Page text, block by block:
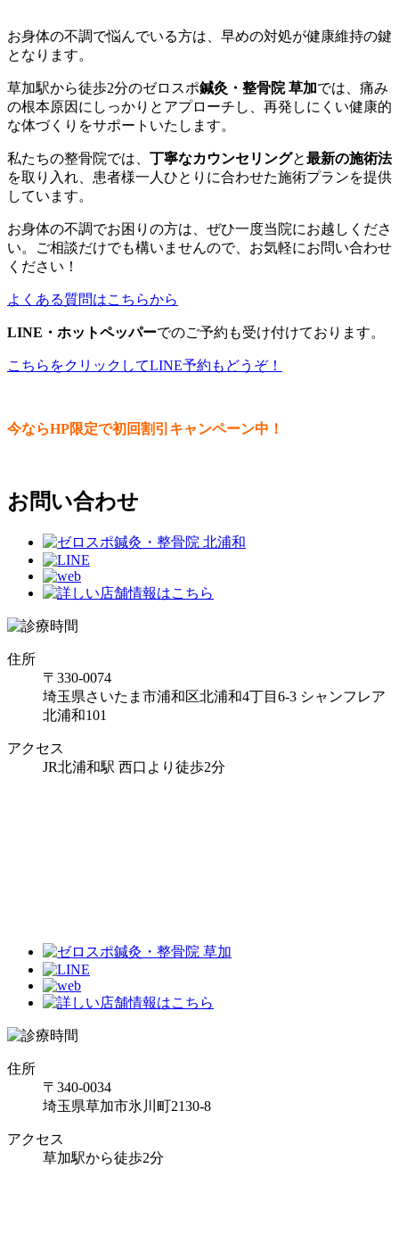
お身体の不調で悩んでいる方は、早めの対処が健康維持の鍵
となります。
草加駅から徒歩2分のゼロスポ鍼灸・整骨院 草加では、痛み
の根本原因にしっかりとアプローチし、再発しにくい健康的
な体づくりをサポートいたします。
私たちの整骨院では、 丁寧なカウンセリングと最新の施術法
を取り入れ、患者様一人ひとりに合わせた施術プランを提供
しています。
お身体の不調でお困りの方は、ぜひ一度当院にお越しくださ
い。ご相談だけでも構いませんので、お気軽にお問い合わせ
ください！
よくある質問はこちらから
LINE・ホットペッパーでのご予約も受け付けております。
こちらをクリックしてLINE予約もどうぞ！
今ならHP限定で初回割引キャンペーン中！
お問い合わせ
住所
〒330-0074
埼玉県さいたま市浦和区北浦和4丁目6-3 シャンフレア
北浦和101
アクセス
JR北浦和駅 西口より徒歩2分
住所
〒340-0034
埼玉県草加市氷川町2130-8
アクセス
草加駅から徒歩2分